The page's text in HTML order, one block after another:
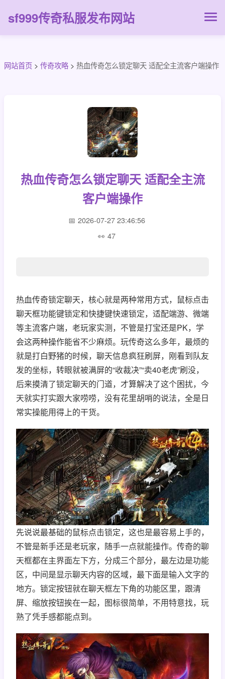
sf999传奇私服发布网站
网站首页 > 传奇攻略 > 热血传奇怎么锁定聊天 适配全主流客户端操作
热血传奇怎么锁定聊天 适配全主流
客户端操作
2026-07-27 23:46:56
47
热血传奇锁定聊天，核心就是两种常用方式，鼠标点击
聊天框功能键锁定和快捷键快速锁定，适配端游、微端
等主流客户端，老玩家实测，不管是打宝还是PK，学
会这两种操作能省不少麻烦。玩传奇这么多年，最烦的
就是打白野猪的时候，聊天信息疯狂刷屏，刚看到队友
发的坐标，转眼就被满屏的“收裁决”“卖40老虎”刷没，
后来摸清了锁定聊天的门道，才算解决了这个困扰，今
天就实打实跟大家唠唠，没有花里胡哨的说法，全是日
常实操能用得上的干货。
先说说最基础的鼠标点击锁定，这也是最容易上手的，
不管是新手还是老玩家，随手一点就能操作。传奇的聊
天框都在主界面左下方，分成三个部分，最左边是功能
区，中间是显示聊天内容的区域，最下面是输入文字的
地方。锁定按钮就在聊天框左下角的功能区里，跟清
屏、缩放按钮挨在一起，图标很简单，不用特意找，玩
熟了凭手感都能点到。